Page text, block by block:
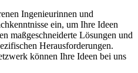
Ingenieurinnen und
ein, um Ihre Ideen
maßgeschneiderte Lösungen und
Herausforderungen.
können Ihre Ideen bei uns